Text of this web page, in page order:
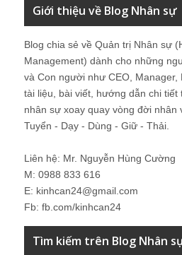
Giới thiệu về Blog Nhân sự
Blog chia sẻ về Quản trị Nhân sự
Management) dành cho những
và Con người như CEO, Manager,
tài liệu, bài viết, hướng dẫn chi
nhân sự xoay quay vòng đời nhân
Tuyển - Dạy - Dùng - Giữ - Thải.
Liên hệ: Mr. Nguyễn Hùng Cường
M: 0988 833 616
E: kinhcan24@gmail.com
Fb: fb.com/kinhcan24
Tìm kiếm trên Blog Nhân